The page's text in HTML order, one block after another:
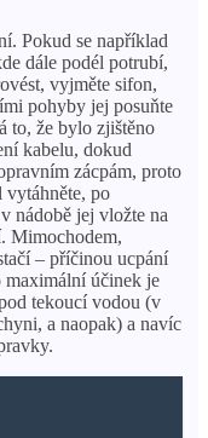
Pokud se například
dále podél potrubí,
vyjměte sifon,
pohyby jej posuňte
to, že bylo zjištěno
kabelu, dokud
zácpám, proto
vytáhněte, po
nádobě jej vložte na
Mimochodem,
– příčinou ucpání
maximální účinek je
tekoucí vodou (v
a naopak) a navíc